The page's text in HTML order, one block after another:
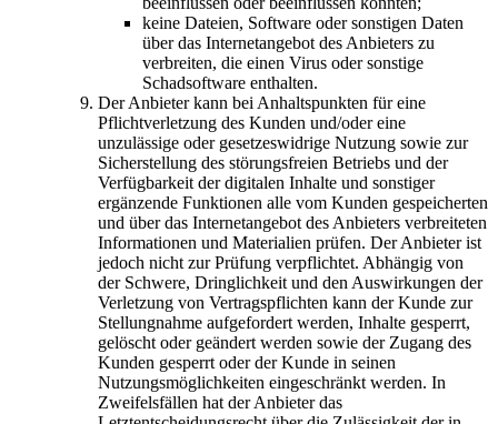
keine Dateien, Software oder sonstigen Daten
über das Internetangebot des Anbieters zu
verbreiten, die einen Virus oder sonstige
Schadsoftware enthalten.
Der Anbieter kann bei Anhaltspunkten für eine
Pflichtverletzung des Kunden und/oder eine
unzulässige oder gesetzeswidrige Nutzung sowie zur
Sicherstellung des störungsfreien Betriebs und der
Verfügbarkeit der digitalen Inhalte und sonstiger
ergänzende Funktionen alle vom Kunden gespeicherten
und über das Internetangebot des Anbieters verbreiteten
Informationen und Materialien prüfen. Der Anbieter ist
jedoch nicht zur Prüfung verpflichtet. Abhängig von
der Schwere, Dringlichkeit und den Auswirkungen der
Verletzung von Vertragspflichten kann der Kunde zur
Stellungnahme aufgefordert werden, Inhalte gesperrt,
gelöscht oder geändert werden sowie der Zugang des
Kunden gesperrt oder der Kunde in seinen
Nutzungsmöglichkeiten eingeschränkt werden. In
Zweifelsfällen hat der Anbieter das